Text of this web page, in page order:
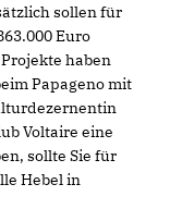
sollen für
Euro
haben
Papageno mit
Voltaire eine
sollte Sie für
Hebel in